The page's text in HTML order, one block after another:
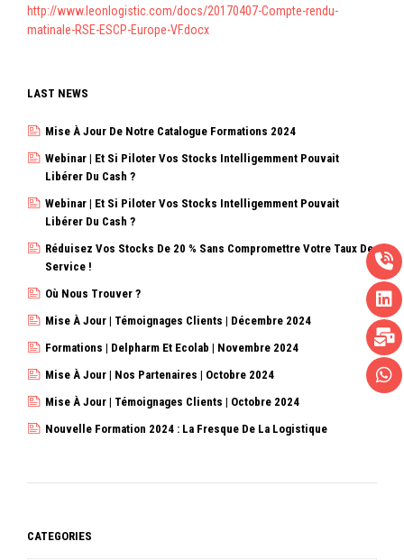
http://www.leonlogistic.com/docs/20170407-Compte-rendu-
matinale-RSE-ESCP-Europe-VF.docx
LAST NEWS
Mise À Jour De Notre Catalogue Formations 2024
Webinar | Et Si Piloter Vos Stocks Intelligemment Pouvait
Libérer Du Cash ?
Webinar | Et Si Piloter Vos Stocks Intelligemment Pouvait
Libérer Du Cash ?
Réduisez Vos Stocks De 20 % Sans Compromettre Votre Taux De
Service !
Où Nous Trouver ?
Mise À Jour | Témoignages Clients | Décembre 2024
Formations | Delpharm Et Ecolab | Novembre 2024
Mise À Jour | Nos Partenaires | Octobre 2024
Mise À Jour | Témoignages Clients | Octobre 2024
Nouvelle Formation 2024 : La Fresque De La Logistique
CATEGORIES